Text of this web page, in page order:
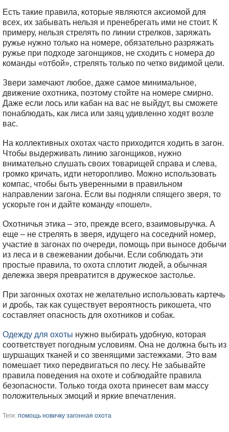
Есть такие правила, которые являются аксиомой для
всех, их забывать нельзя и пренебрегать ими не стоит. К
примеру, нельзя стрелять по линии стрелков, заряжать
ружье нужно только на номере, обязательно разряжать
ружье при подходе загонщиков, не сходить с номера до
команды «отбой», стрелять только по четко видимой цели.
Звери замечают любое, даже самое минимальное,
движение охотника, поэтому стойте на номере смирно.
Даже если лось или кабан на вас не выйдут, вы сможете
понаблюдать, как лиса или заяц удивленно ходят возле
вас.
На коллективных охотах часто приходится ходить в загон.
Чтобы выдерживать линию загонщиков, нужно
внимательно слушать своих товарищей справа и слева,
громко кричать, идти неторопливо. Можно использовать
компас, чтобы быть уверенными в правильном
направлении загона. Если вы подняли спящего зверя, то
ускорьте гон и дайте команду «пошел».
Охотничья этика – это, прежде всего, взаимовыручка. А
еще – не стрелять в зверя, идущего на соседний номер,
участие в загонах по очереди, помощь при выносе добычи
из леса и в свежевании добычи. Если соблюдать эти
простые правила, то охота сплотит людей, а обычная
дележка зверя превратится в дружеское застолье.
При загонных охотах не желательно использовать картечь
и дробь, так как существует вероятность рикошета, что
составляет опасность для охотников и собак.
Одежду для охоты нужно выбирать удобную, которая
соответствует погодным условиям. Она не должна быть из
шуршащих тканей и со звенящими застежками. Это вам
помешает тихо передвигаться по лесу. Не забывайте
правила поведения на охоте и соблюдайте правила
безопасности. Только тогда охота принесет вам массу
положительных эмоций и яркие впечатления.
Теги: помощь новичку загонная охота